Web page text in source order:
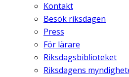
Kontakt
Besök riksdagen
Press
För lärare
Riksdagsbiblioteket
Riksdagens